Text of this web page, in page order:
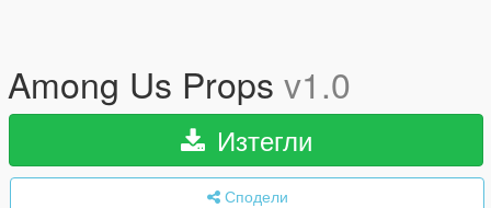
Among Us Props v1.0
Изтегли
Сподели